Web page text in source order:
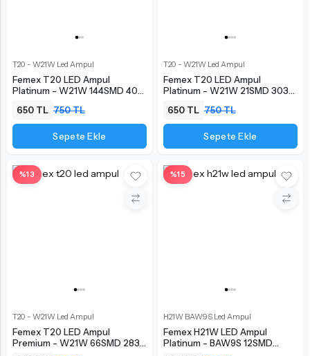
T20 - W21W Led Ampul
Femex T20 LED Ampul
Platinum - W21W 144SMD 4014
650 TL 750 TL
Sepete Ekle
T20 - W21W Led Ampul
Femex T20 LED Ampul
Platinum - W21W 21SMD 3030
650 TL 750 TL
Sepete Ekle
%13
T20 - W21W Led Ampul
Femex T20 LED Ampul
Premium - W21W 66SMD 2835
%15
H21W BAW9S Led Ampul
Femex H21W LED Ampul
Platinum - BAW9S 12SMD
Ürün Karşılaştırma